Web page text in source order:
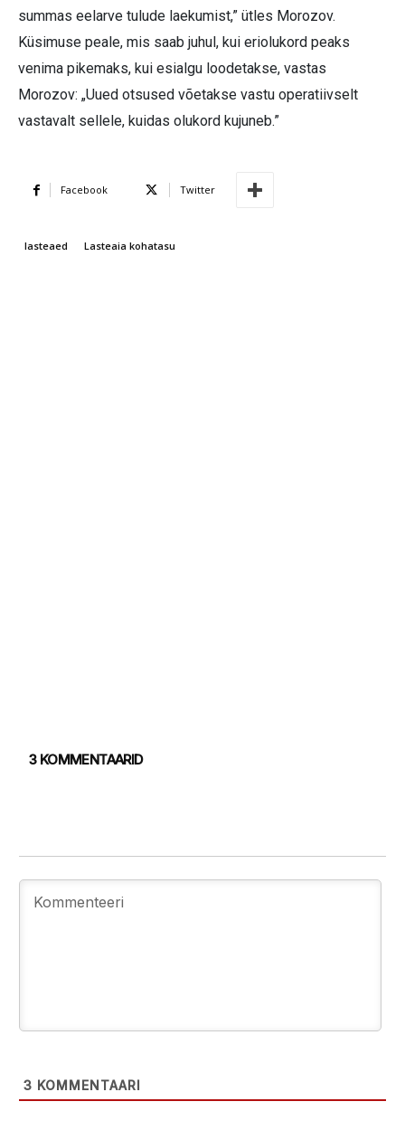
summas eelarve tulude laekumist,” ütles Morozov.
Küsimuse peale, mis saab juhul, kui eriolukord peaks
venima pikemaks, kui esialgu loodetakse, vastas
Morozov: „Uued otsused võetakse vastu operatiivselt
vastavalt sellele, kuidas olukord kujuneb.”
Facebook Twitter
lasteaed Lasteaia kohatasu
3 KOMMENTAARID
3 KOMMENTAARI